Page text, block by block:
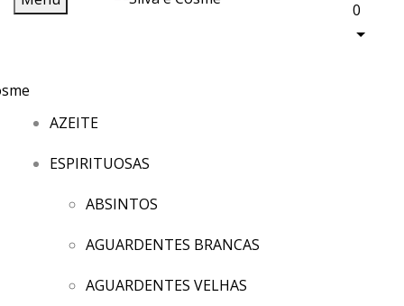
0
AZEITE
ESPIRITUOSAS
ABSINTOS
AGUARDENTES BRANCAS
AGUARDENTES VELHAS